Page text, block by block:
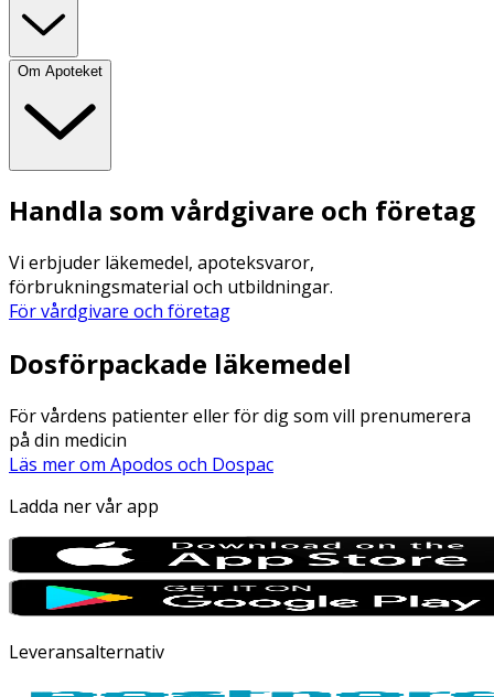
Om Apoteket
Handla som vårdgivare och företag
Vi erbjuder läkemedel, apoteksvaror,
förbrukningsmaterial och utbildningar.
För vårdgivare och företag
Dosförpackade läkemedel
För vårdens patienter eller för dig som vill prenumerera
på din medicin
Läs mer om Apodos och Dospac
Ladda ner vår app
Leveransalternativ